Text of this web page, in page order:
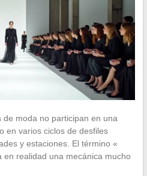
moda no participan en una
en varios ciclos de desfiles
y estaciones. El término «
realidad una mecánica mucho